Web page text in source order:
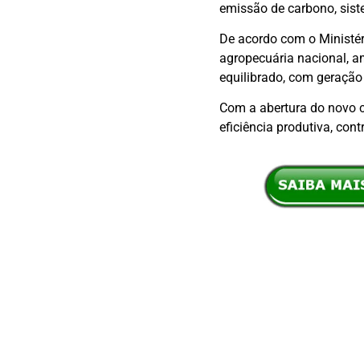
emissão de carbono,
De acordo com o
agropecuária nacional,
equilibrado, com
Com a abertura do novo
eficiência produtiva,